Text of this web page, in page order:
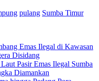
pulang Sumba Timur
Emas Ilegal di Kawasan
Disidang
Pasir Emas Ilegal Sumba
Diamankan